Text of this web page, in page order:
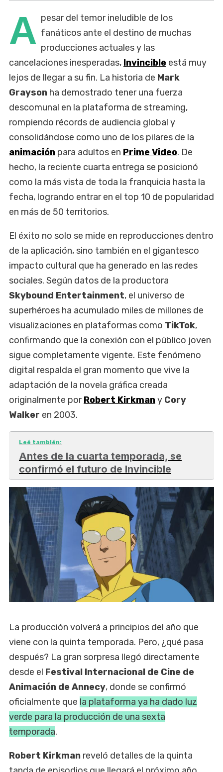
A pesar del temor ineludible de los
fanáticos ante el destino de muchas
producciones actuales y las
cancelaciones inesperadas, Invincible está muy
lejos de llegar a su fin. La historia de Mark
Grayson ha demostrado tener una fuerza
descomunal en la plataforma de streaming,
rompiendo récords de audiencia global y
consolidándose como uno de los pilares de la
animación para adultos en Prime Video. De
hecho, la reciente cuarta entrega se posicionó
como la más vista de toda la franquicia hasta la
fecha, logrando entrar en el top 10 de popularidad
en más de 50 territorios.
El éxito no solo se mide en reproducciones dentro
de la aplicación, sino también en el gigantesco
impacto cultural que ha generado en las redes
sociales. Según datos de la productora
Skybound Entertainment, el universo de
superhéroes ha acumulado miles de millones de
visualizaciones en plataformas como TikTok,
confirmando que la conexión con el público joven
sigue completamente vigente. Este fenómeno
digital respalda el gran momento que vive la
adaptación de la novela gráfica creada
originalmente porRobert Kirkmany Cory
Walker en 2003.
Leé también:
Antes de la cuarta temporada, se
confirmó el futuro de Invincible
La producción volverá a principios del año que
viene con la quinta temporada. Pero, ¿qué pasa
después? La gran sorpresa llegó directamente
desde el Festival Internacional de Cine de
Animación de Annecy, donde se confirmó
oficialmente que la plataforma ya ha dado luz
verde para la producción de una sexta
temporada.
Robert Kirkman reveló detalles de la quinta